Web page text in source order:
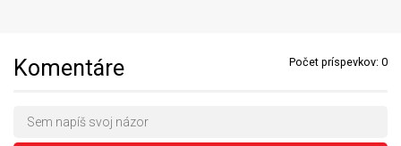
Komentáre Počet príspevkov: 0